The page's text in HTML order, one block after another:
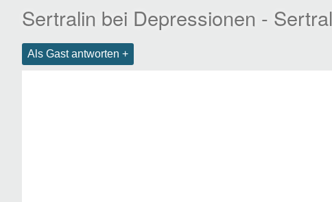
Sertralin bei Depressionen -
Als Gast antworten +